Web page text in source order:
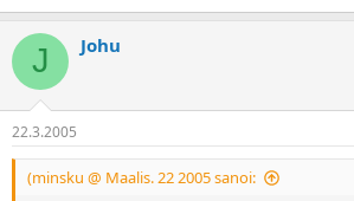
J Johu
22.3.2005
(minsku @ Maalis. 22 2005 sanoi: